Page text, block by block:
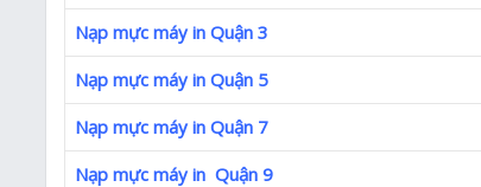
Nạp mực máy in Quận 3
Nạp mực máy in Quận 5
Nạp mực máy in Quận 7
Nạp mực máy in Quận 9